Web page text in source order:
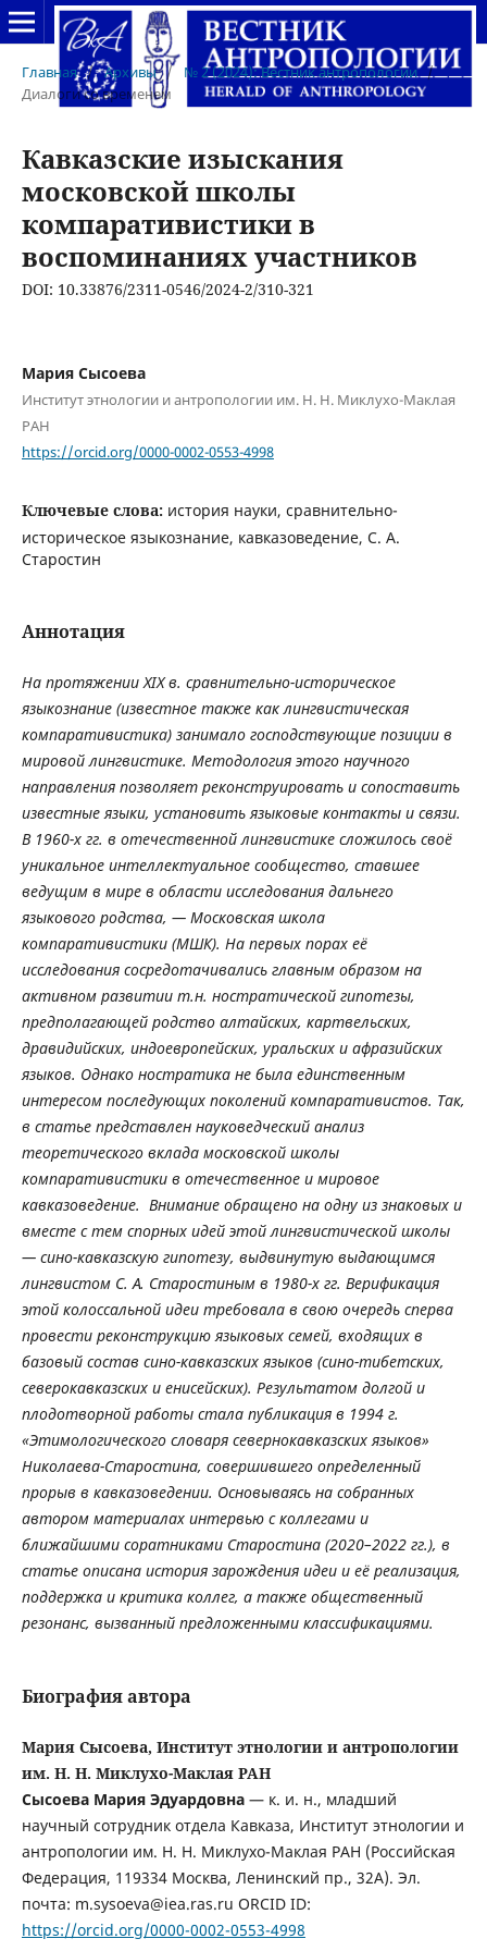
Главная / Архивы / № 2 (2024): Вестник антропологии /
Диалоги со временем
Кавказские изыскания
московской школы
компаративистики в
воспоминаниях участников
DOI: 10.33876/2311-0546/2024-2/310-321
Мария Сысоева
Институт этнологии и антропологии им. Н. Н. Миклухо-Маклая
РАН
https://orcid.org/0000-0002-0553-4998
Ключевые слова: история науки, сравнительно-
историческое языкознание, кавказоведение, С. А.
Старостин
Аннотация
На протяжении XIX в. сравнительно-историческое
языкознание (известное также как лингвистическая
компаративистика) занимало господствующие позиции в
мировой лингвистике. Методология этого научного
направления позволяет реконструировать и сопоставить
известные языки, установить языковые контакты и связи.
В 1960-х гг. в отечественной лингвистике сложилось своё
уникальное интеллектуальное сообщество, ставшее
ведущим в мире в области исследования дальнего
языкового родства, — Московская школа
компаративистики (МШК). На первых порах её
исследования сосредотачивались главным образом на
активном развитии т.н. ностратической гипотезы,
предполагающей родство алтайских, картвельских,
дравидийских, индоевропейских, уральских и афразийских
языков. Однако ностратика не была единственным
интересом последующих поколений компаративистов. Так,
в статье представлен науковедческий анализ
теоретического вклада московской школы
компаративистики в отечественное и мировое
кавказоведение. Внимание обращено на одну из знаковых и
вместе с тем спорных идей этой лингвистической школы
— сино-кавказскую гипотезу, выдвинутую выдающимся
лингвистом С. А. Старостиным в 1980-х гг. Верификация
этой колоссальной идеи требовала в свою очередь сперва
провести реконструкцию языковых семей, входящих в
базовый состав сино-кавказских языков (сино-тибетских,
северокавказских и енисейских). Результатом долгой и
плодотворной работы стала публикация в 1994 г.
«Этимологического словаря севернокавказских языков»
Николаева-Старостина, совершившего определенный
прорыв в кавказоведении. Основываясь на собранных
автором материалах интервью с коллегами и
ближайшими соратниками Старостина (2020–2022 гг.), в
статье описана история зарождения идеи и её реализация,
поддержка и критика коллег, а также общественный
резонанс, вызванный предложенными классификациями.
Биография автора
Мария Сысоева, Институт этнологии и антропологии
им. Н. Н. Миклухо-Маклая РАН
Сысоева Мария Эдуардовна— к. и. н., младший
научный сотрудник отдела Кавказа, Институт этнологии и
антропологии им. Н. Н. Миклухо-Маклая РАН (Российская
Федерация, 119334 Москва, Ленинский пр., 32А). Эл.
почта: m.sysoeva@iea.ras.ru ORCID ID:
https://orcid.org/0000-0002-0553-4998